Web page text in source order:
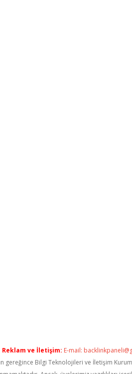
Reklam ve İletişim: E-mail:
gereğince Bilgi Teknolojileri ve İletişim